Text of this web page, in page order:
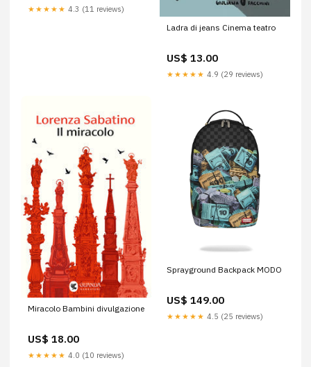
★★★★★ 4.3 (11 reviews)
Ladra di jeans Cinema teatro
US$ 13.00
★★★★★ 4.9 (29 reviews)
Miracolo Bambini divulgazione
US$ 18.00
★★★★★ 4.0 (10 reviews)
Sprayground Backpack MODO
US$ 149.00
★★★★★ 4.5 (25 reviews)